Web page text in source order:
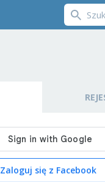
Zaloguj się z Facebook